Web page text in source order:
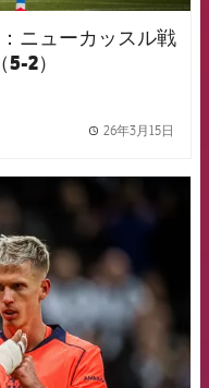
ニューカッスル戦
2）
26年3月15日
badge